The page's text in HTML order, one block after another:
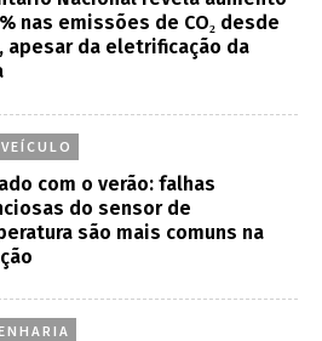
nas emissões de CO₂ desde
apesar da eletrificação da
com o verão: falhas
do sensor de
são mais comuns na